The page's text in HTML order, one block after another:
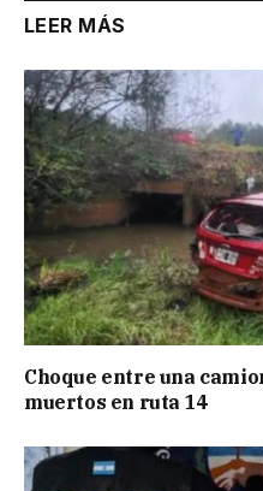
LEER MÁS
Choque entre una
muertos en ruta 14